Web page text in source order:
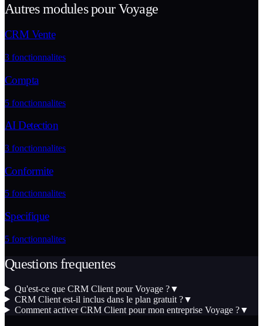
Autres modules pourVoyage
CRM Vente
3 fonctionnalites
Compta
5 fonctionnalites
AI Detection
3 fonctionnalites
Conformite
5 fonctionnalites
Specifique
5 fonctionnalites
Questions frequentes
Qu'est-ce que CRM Client pour Voyage ?▼
CRM Client est-il inclus dans le plan gratuit ?▼
Comment activer CRM Client pour mon entreprise Voyage ?▼